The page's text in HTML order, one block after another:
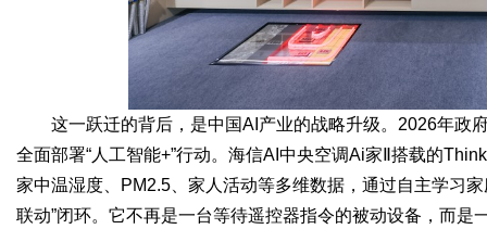
这一跃迁的背后，是中国AI产业的战略升级。2026年政
全面部署“人工智能+”行动。海信AI中央空调Ai家Ⅱ搭载的
家中温湿度、PM2.5、家人活动等多维数据，通过自主学
联动”闭环。它不再是一台等待遥控器指令的被动设备，而是